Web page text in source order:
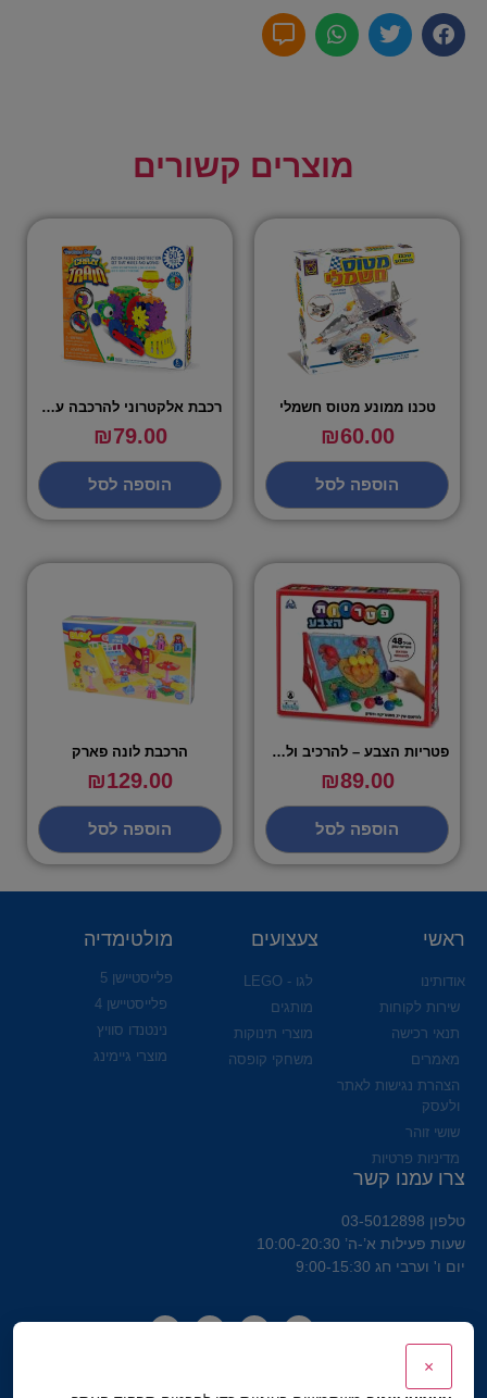
מוצרים קשורים
טכנו ממונע מטוס חשמלי
₪60.00
הוספה לסל
רכבת אלקטרוני להרכבה עם גלגלי שינים – 60 חלקים
₪79.00
הוספה לסל
פטריות הצבע – להרכיב ולהתאים
₪89.00
הוספה לסל
הרכבת לונה פארק
₪129.00
הוספה לסל
ראשי
אודותינו
שירות לקוחות
תנאי רכישה
מאמרים
הצהרת נגישות לאתר
ולעסק
שושי זוהר
מדיניות פרטיות
צעצועים
לגו - LEGO
מותגים
מוצרי תינוקות
משחקי קופסה
מולטימדיה
פלייסטיישן 5
פלייסטיישן 4
נינטנדו סוויץ
מוצרי גיימינג
צרו עמנו קשר
טלפון 03-5012898
שעות פעילות א’-ה’ 10:00-20:30
יום ו' וערבי חג 9:00-15:30
×